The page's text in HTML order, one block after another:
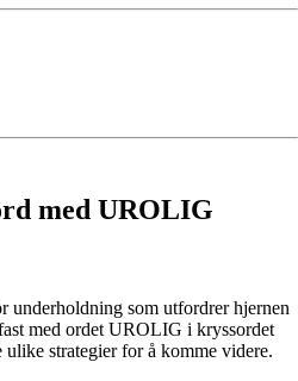
med UROLIG
som utfordrer hjernen
med ordet UROLIG i kryssordet
strategier for å komme videre.